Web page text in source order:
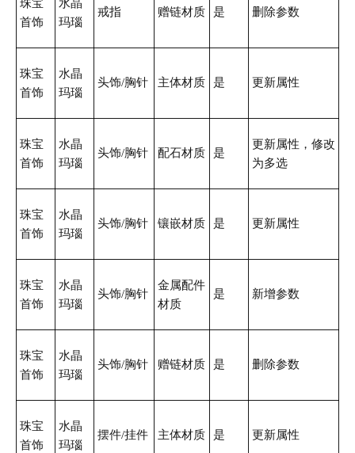
珠宝
首饰
水晶
玛瑙
戒指 赠链材质 是 删除参数
珠宝
首饰
水晶
玛瑙
头饰/胸针 主体材质 是 更新属性
珠宝
首饰
水晶
玛瑙
头饰/胸针 配石材质 是
更新属性，修改
为多选
珠宝
首饰
水晶
玛瑙
头饰/胸针 镶嵌材质 是 更新属性
珠宝
首饰
水晶
玛瑙
头饰/胸针
金属配件
材质
是 新增参数
珠宝
首饰
水晶
玛瑙
头饰/胸针 赠链材质 是 删除参数
珠宝
首饰
水晶
玛瑙
摆件/挂件 主体材质 是 更新属性